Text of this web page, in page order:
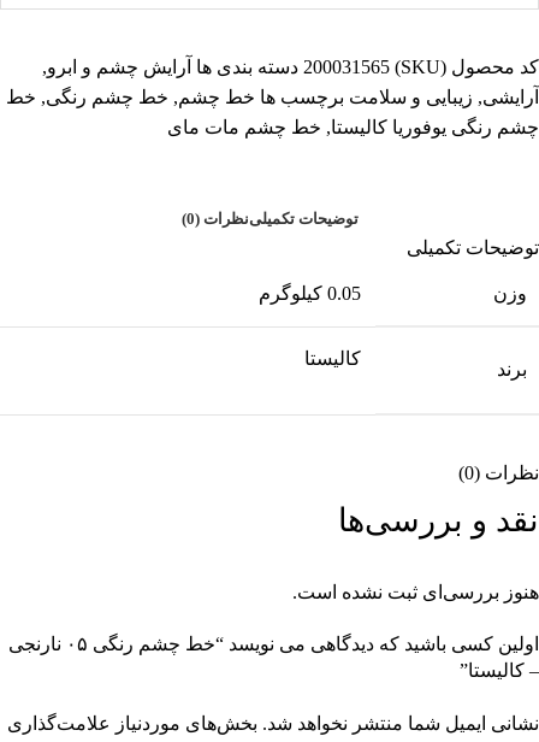
کد محصول (SKU) 200031565 دسته بندی ها آرایش چشم و ابرو,
آرایشی, زیبایی و سلامت برچسب ها خط چشم, خط چشم رنگی, خط
چشم رنگی یوفوریا کالیستا, خط چشم مات مای
توضیحات تکمیلینظرات (0)
توضیحات تکمیلی
وزن 0.05 کیلوگرم
برند
کالیستا
نظرات (0)
نقد و بررسی‌ها
هنوز بررسی‌ای ثبت نشده است.
اولین کسی باشید که دیدگاهی می نویسد “خط چشم رنگی ۰۵ نارنجی
– کالیستا”
نشانی ایمیل شما منتشر نخواهد شد. بخش‌های موردنیاز علامت‌گذاری